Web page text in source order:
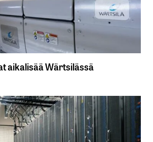
aikalisää Wärtsilässä